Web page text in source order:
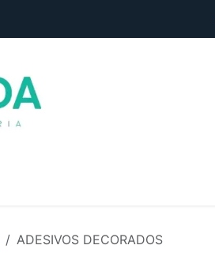
ADESIVOS DECORADOS